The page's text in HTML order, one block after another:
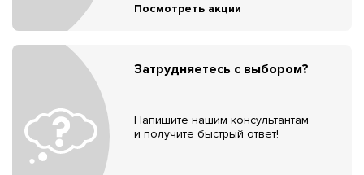
Посмотреть акции
Затрудняетесь с выбором?
Напишите нашим консультантам
и получите быстрый ответ!